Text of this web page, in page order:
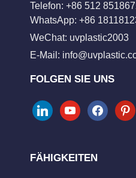
Telefon: +86 512
WhatsApp: +86
WeChat: uvplastic2003
E-Mail:
FOLGEN SIE UNS
linkedinyoutubefacebook
FÄHIGKEITEN